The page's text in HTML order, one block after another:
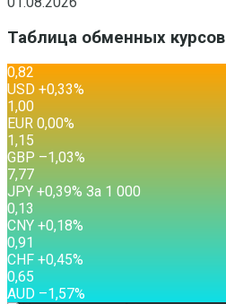
Таблица обменных курсов
0,82
USD +0,33%
1,00
EUR 0,00%
1,15
GBP –1,03%
7,77
JPY +0,39% За 1 000
0,13
CNY +0,18%
0,91
CHF +0,45%
0,65
AUD –1,57%